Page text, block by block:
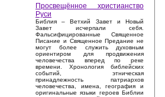
Просвещённое христианство
Руси
Библия – Ветхий Завет и Новый
Завет исчерпали себя.
Фальсифицированные Священное
Писание и Священное Предание не
могут более служить духовным
ориентиром для продвижения
человечества вперед по реке
времени. Хронология библейских
событий, этническая
принадлежность патриархов
человечества, имена, география и
оригинальные языки героев Библии